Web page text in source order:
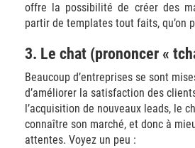
offre la possibilité de créer des
partir de templates tout faits, qu’on
3. Le chat (prononcer «
Beaucoup d’entreprises se sont
d’améliorer la satisfaction des
l’acquisition de nouveaux leads, le
connaître son marché, et donc à
attentes. Voyez un peu :